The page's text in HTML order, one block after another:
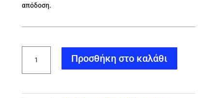
απόδοση.
Μόνωση
Προσθήκη στο καλάθι